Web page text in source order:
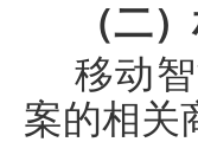
（二
移动
案的相关